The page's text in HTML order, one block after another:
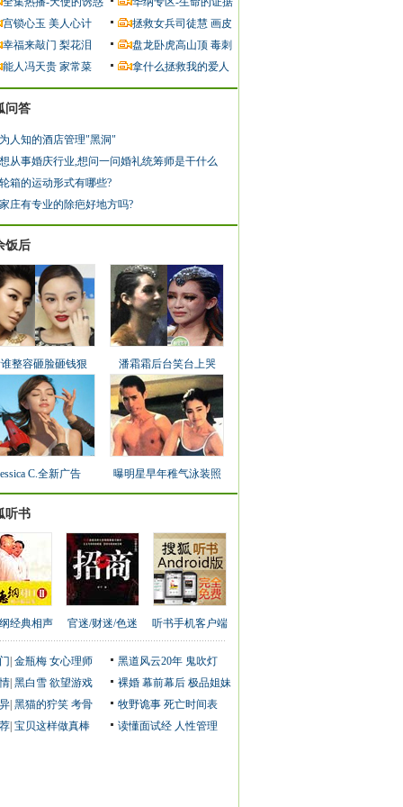
宫锁心玉 美人心计 拯救女兵司徒慧 画皮
幸福来敲门 梨花泪 盘龙卧虎高山顶 毒刺
能人冯天贵 家常菜 拿什么拯救我的爱人
问答
人知的酒店管理"黑洞"
从事婚庆行业,想问一问婚礼统筹师是干什么
箱的运动形式有哪些?
庄有专业的除疤好地方吗?
饭后
整容砸脸砸钱狠 潘霜霜后台笑台上哭
C.全新广告 曝明星早年稚气泳装照
听书
经典相声 官迷/财迷/色迷 听书手机客户端
金瓶梅 女心理师 黑道风云20年 鬼吹灯
黑白雪 欲望游戏 裸婚 幕前幕后 极品姐妹
黑猫的狞笑 考骨 牧野诡事 死亡时间表
宝贝这样做真棒 读懂面试经 人性管理